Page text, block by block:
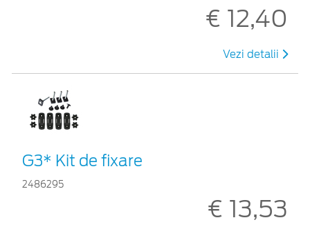
€ 12,40
Vezi detalii
G3* Kit de fixare
2486295
€ 13,53